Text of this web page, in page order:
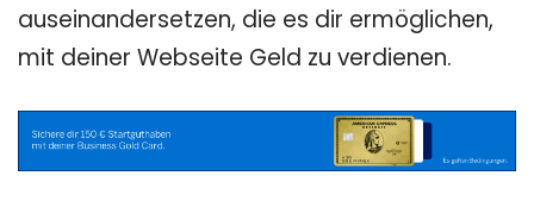
auseinandersetzen, die es dir ermöglichen,
mit deiner Webseite Geld zu verdienen.